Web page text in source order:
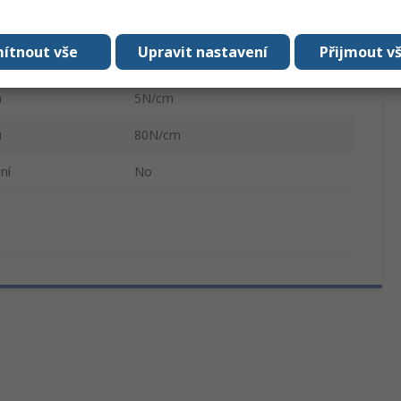
4974
5N/cm
80N/cm
No
Přijmout
Upravit nastavení
vše